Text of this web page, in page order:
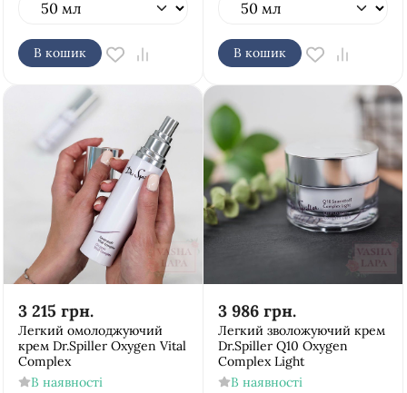
В кошик В кошик
3 215 грн.
Легкий омолоджуючий
крем Dr.Spiller Oxygen Vital
Complex
В наявності
3 986 грн.
Легкий зволожуючий крем
Dr.Spiller Q10 Oxygen
Complex Light
В наявності